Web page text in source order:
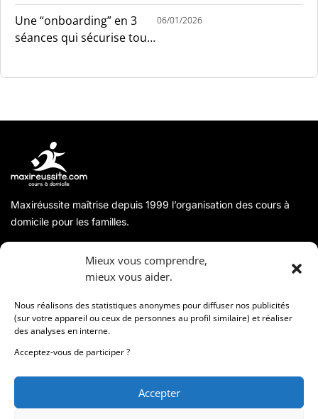
Mieux vous comprendre,
mieux vous aider.
Nous réalisons des statistiques anonymes pour diffuser nos publicités
(sur votre appareil ou ceux de personnes au profil similaire) et réaliser
des analyses en interne.
Acceptez-vous de participer ?
Accepter
Une “onboarding” en 3
séances qui sécurise tout
06/01/2026
Maxiréussite maîtrise depuis 1999 l’organisation des cours à
domicile pour les familles.
Coordonnées